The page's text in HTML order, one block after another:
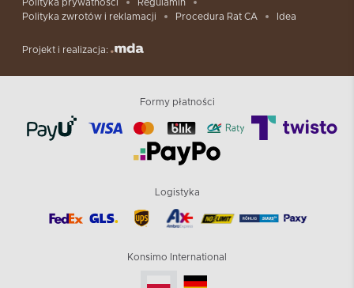
Polityka prywatności
Regulamin
Polityka zwrotów i reklamacji
Procedura Rat CA Idea
Projekt i realizacja:
Formy płatności
Logistyka
Konsimo International